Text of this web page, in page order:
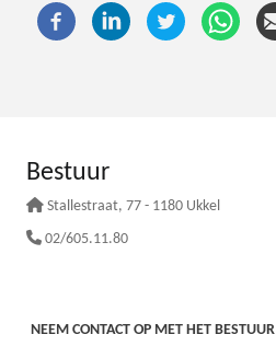
Bestuur
Stallestraat, 77 - 1180 Ukkel
02/605.11.80
NEEM CONTACT OP MET HET BESTUUR